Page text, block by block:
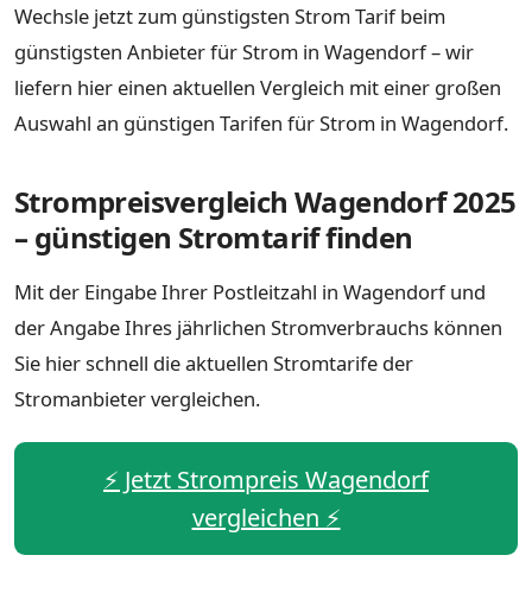
Wechsle jetzt zum günstigsten Strom Tarif beim
günstigsten Anbieter für Strom in Wagendorf – wir
liefern hier einen aktuellen Vergleich mit einer großen
Auswahl an günstigen Tarifen für Strom in Wagendorf.
Strompreisvergleich Wagendorf 2025
– günstigen Stromtarif finden
Mit der Eingabe Ihrer Postleitzahl in Wagendorf und
der Angabe Ihres jährlichen Stromverbrauchs können
Sie hier schnell die aktuellen Stromtarife der
Stromanbieter vergleichen.
⚡️ Jetzt Strompreis Wagendorf
vergleichen ⚡️